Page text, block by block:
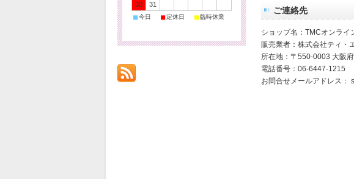
ご連絡先
ショップ名：TMCオンライ
販売業者：株式会社ティ・
所在地：〒550-0003 大阪
電話番号：06-6447-1215
お問合せメールアドレス：
30
31
■ 今日 ■ 定休日 ■ 臨時休業